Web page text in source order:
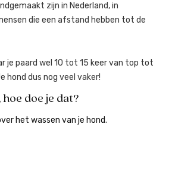
zijn in Nederland, in
die een afstand hebben tot de
je paard wel 10 tot 15 keer van top tot
hond dus nog veel vaker!
hoe doe je dat?
het wassen van je hond.